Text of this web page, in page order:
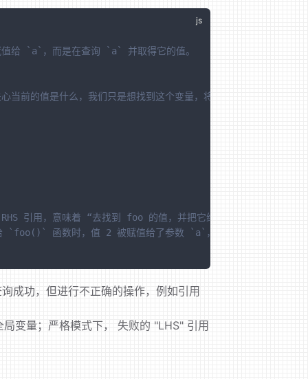
给 `a`，而是在查询 `a` 并取得它的值。
前的值是什么，我们只是想找到这个变量，将它作为 `= 2` 赋值
引用，意味着 “去找到 foo 的值，并把它给我”，另外 `()` 意味
函数时，值 2 被赋值给了参数 `a`，此处进行了 LHS 查
成功，但进行不正确的操作，例如引用
变量；严格模式下， 失败的 "LHS" 引用